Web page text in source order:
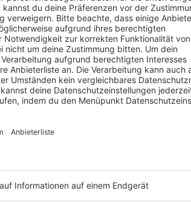
Schüssen in Ludwigsburg hat die Polizei
wurden die Wohnungen von acht
Polizei mitteilten. Sechs davon sollen
weitere Männer werden verdächtigt, im
wegen versuchten Mordes ermittelt,
und 23 Jahre alt - sitzen in
müssen nun ausgewertet werden»,